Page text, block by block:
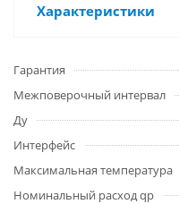
Характеристики
Гарантия
Межповерочный интервал
Ду
Интерфейс
Максимальная температура
Номинальный расход qp